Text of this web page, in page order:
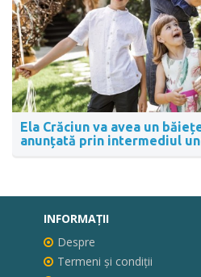
Ela Crăciun va avea un
anunțată prin intermediul
INFORMAŢII
Despre
Termeni și condiții